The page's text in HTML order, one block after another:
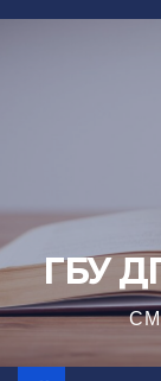
Перейти
ГБУ